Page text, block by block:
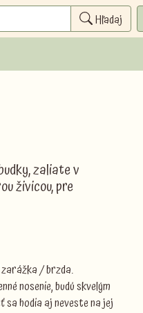
Hľadaj
zaliate v
živicou, pre
/ brzda.
nosenie, budú skvelým
hodia aj neveste na jej